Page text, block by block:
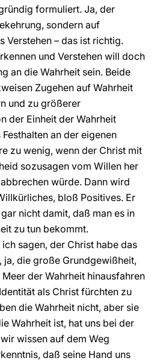
formuliert. Ja, der
sondern auf
Verstehen – das ist richtig.
und Verstehen will doch
an die Wahrheit sein. Beide
Zugehen auf Wahrheit
und zu größerer
der Einheit der Wahrheit
an der eigenen
zu wenig, wenn der Christ mit
sozusagen vom Willen her
würde. Dann wird
bloß Positives. Er
nicht damit, daß man es in
zu tun bekommt.
sagen, der Christ habe das
die große Grundgewißheit,
der Wahrheit hinausfahren
als Christ fürchten zu
die Wahrheit nicht, aber sie
Wahrheit ist, hat uns bei der
wissen auf dem Weg
daß seine Hand uns